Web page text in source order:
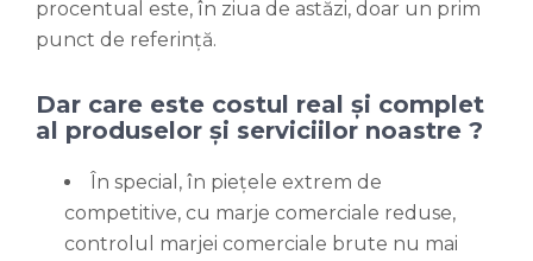
procentual este, în ziua de astăzi, doar un prim
punct de referință.
Dar care este costul real și complet
al produselor și serviciilor noastre ?
În special, în piețele extrem de
competitive, cu marje comerciale reduse,
controlul marjei comerciale brute nu mai